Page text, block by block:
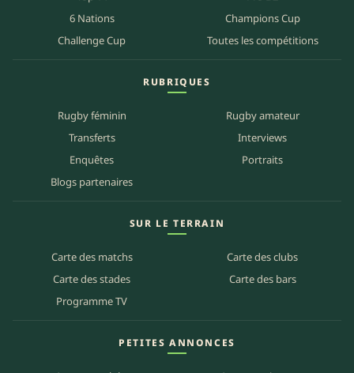
6 Nations
Champions Cup
Challenge Cup
Toutes les compétitions
RUBRIQUES
Rugby féminin
Rugby amateur
Transferts
Interviews
Enquêtes
Portraits
Blogs partenaires
SUR LE TERRAIN
Carte des matchs
Carte des clubs
Carte des stades
Carte des bars
Programme TV
PETITES ANNONCES